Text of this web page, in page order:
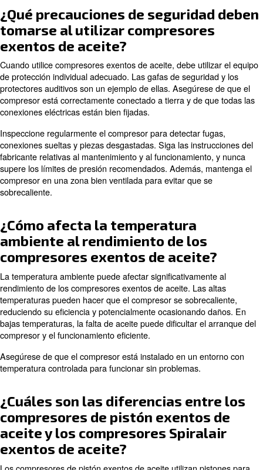
Los requisitos de instalación de los compresores
incluyen una superficie estable para reducir las
Es necesaria una ventilación adecuada para evitar el
sobrecalentamiento, por lo que asegúrese de que haya
espacio alrededor del compresor para el flujo de aire.
Instale las conexiones eléctricas según las
fabricante. Además, la instalación de un desagüe yun
¿Cuáles son los costes
funcionamiento de un
Los costes de un compresor exento de aceite pueden
de compra inicial, el consumo de energía, el
piezas originales. Los costes de energía pueden ser
especialmente en el caso de compresores con ciclos
elevados.
El mantenimiento regulares necesario para mantener
en funcionamiento de forma eficiente y evitar costosas
Invertir en un compresor de alta calidad y realizar el
periódico reducen los costes operativos a largo plazo.
¿Cómo se comparan los
exentos de aceite con los
lubricados con aceite en
eficiencia energética?